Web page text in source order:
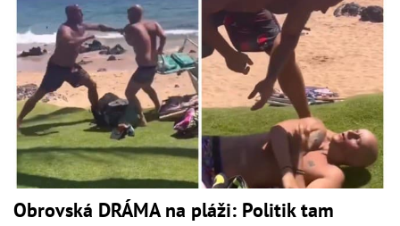
Obrovská DRÁMA na pláži: Politik tam